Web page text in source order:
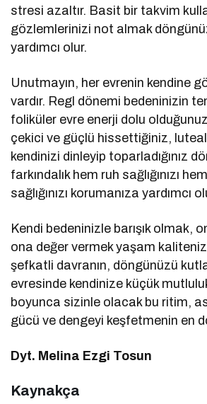
stresi azaltır. Basit bir takvim
gözlemlerinizi not almak
yardımcı olur.
Unutmayın, her evrenin kendine
vardır. Regl dönemi bedeninizin
foliküler evre enerji dolu
çekici ve güçlü hissettiğiniz,
kendinizi dinleyip toparladığınız
farkındalık hem ruh sağlığınızı
sağlığınızı korumanıza yardımcı
Kendi bedeninizle barışık olmak,
ona değer vermek yaşam
şefkatli davranın, döngünüzü
evresinde kendinize küçük
boyunca sizinle olacak bu ritim,
gücü ve dengeyi keşfetmenin en
Dyt. Melina Ezgi Tosun
Kaynakça